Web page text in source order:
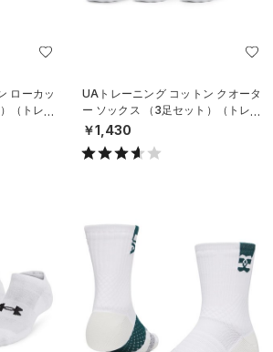
ローカッ
（トレー
UAトレーニング コットン クオータ
ー ソックス （3足セット）（トレー
ニング/UNISEX）
￥1,430